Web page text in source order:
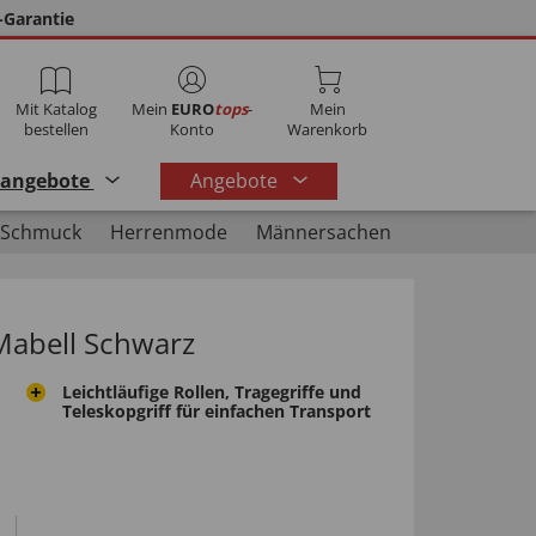
Mit Katalog
bestellen
Mein EUROtops-
Konto
Mein
Warenkorb
Angebote
Herrenmode Männersachen
Schwarz
Leichtläufige Rollen, Tragegriffe und
Teleskopgriff für einfachen Transport